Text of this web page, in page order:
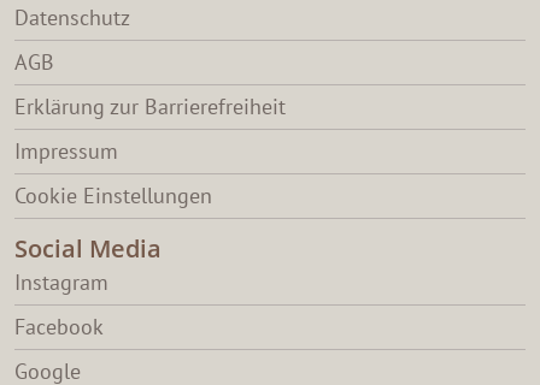
Datenschutz
AGB
Erklärung zur Barrierefreiheit
Impressum
Cookie Einstellungen
Social Media
Instagram
Facebook
Google